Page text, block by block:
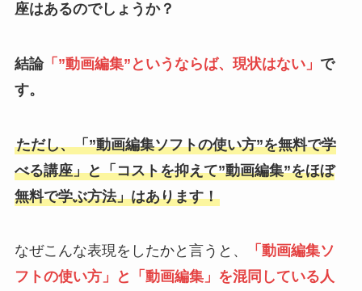
座はあるのでしょうか？
結論「”動画編集”というならば、現状はない」 で
す。
ただし、「”動画編集ソフトの使い方”を無料で学
べる講座」と「コストを抑えて”動画編集”をほぼ
無料で学ぶ方法」はあります！
なぜこんな表現をしたかと言うと、
「動画編集ソ
フトの使い方」と「動画編集」を混同している人